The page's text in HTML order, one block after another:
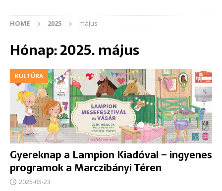
HOME 2025 május
Hónap:2025. május
KULTÚRA
Gyereknap a Lampion Kiadóval – ingyenes
programok a Marczibányi Téren
2025-05-23